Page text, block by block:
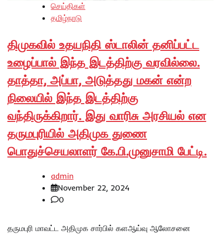
செய்திகள்
தமிழ்நாடு
திமுகவில் உதயநிதி ஸ்டாலின் தனிப்பட்ட
உழைப்பால் இந்த இடத்திற்கு வரவில்லை.
தாத்தா, அப்பா, அடுத்தது மகன் என்ற
நிலையில் இந்த இடத்திற்கு
வந்திருக்கிறார். இது வாரிசு அரசியல் என
தருமபுரியில் அதிமுக துணை
பொதுச்செயலாளர் கே.பி.முனுசாமி பேட்டி.
admin
November 22, 2024
0
தருமபுரி மாவட்ட அதிமுக சார்பில் களஆய்வு ஆலோசனை